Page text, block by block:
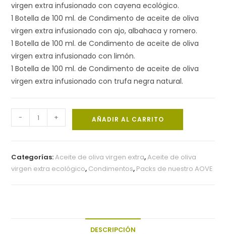
virgen extra infusionado con cayena ecológico.
1 Botella de 100 ml. de Condimento de aceite de oliva
virgen extra infusionado con ajo, albahaca y romero.
1 Botella de 100 ml. de Condimento de aceite de oliva
virgen extra infusionado con limón.
1 Botella de 100 ml. de Condimento de aceite de oliva
virgen extra infusionado con trufa negra natural.
- + AÑADIR AL CARRITO
Categorías:Aceite de oliva virgen extra,Aceite de oliva
virgen extra ecológico, Condimentos, Packs de nuestro AOVE
DESCRIPCIÓN